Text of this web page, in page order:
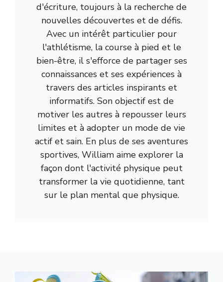
d'écriture, toujours à la recherche de
nouvelles découvertes et de défis.
Avec un intérêt particulier pour
l'athlétisme, la course à pied et le
bien-être, il s'efforce de partager ses
connaissances et ses expériences à
travers des articles inspirants et
informatifs. Son objectif est de
motiver les autres à repousser leurs
limites et à adopter un mode de vie
actif et sain. En plus de ses aventures
sportives, William aime explorer la
façon dont l'activité physique peut
transformer la vie quotidienne, tant
sur le plan mental que physique.